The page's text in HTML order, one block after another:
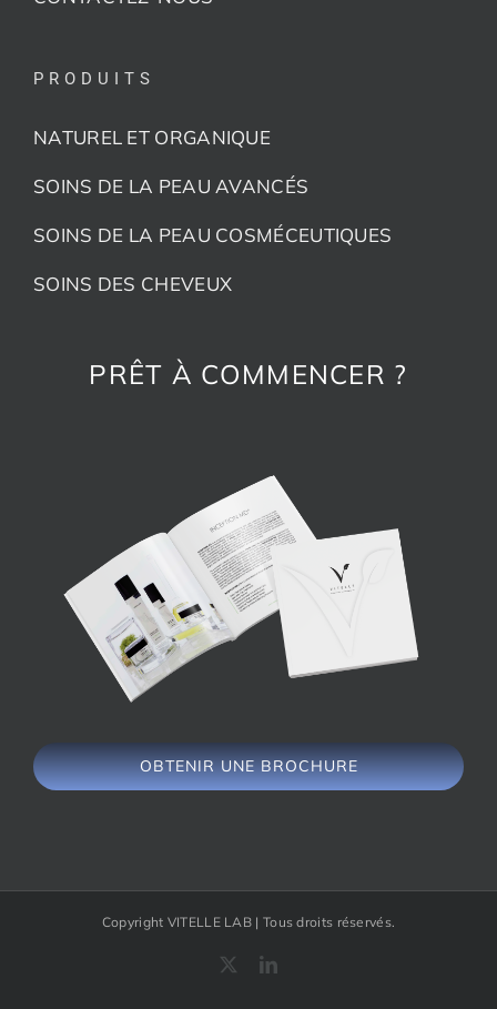
PRODUITS
NATUREL ET ORGANIQUE
SOINS DE LA PEAU AVANCÉS
SOINS DE LA PEAU COSMÉCEUTIQUES
SOINS DES CHEVEUX
PRÊT À COMMENCER ?
OBTENIR UNE BROCHURE
Copyright VITELLE LAB | Tous droits réservés.
LinkedIn